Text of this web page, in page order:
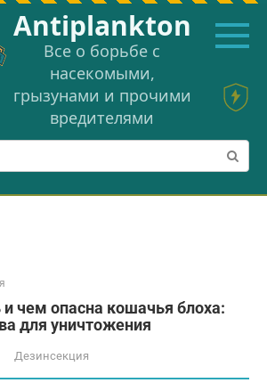
Аntiplankton
Все о борьбе с
насекомыми,
грызунами и прочими
вредителями
чем опасна кошачья блоха:
для уничтожения
Дезинсекция